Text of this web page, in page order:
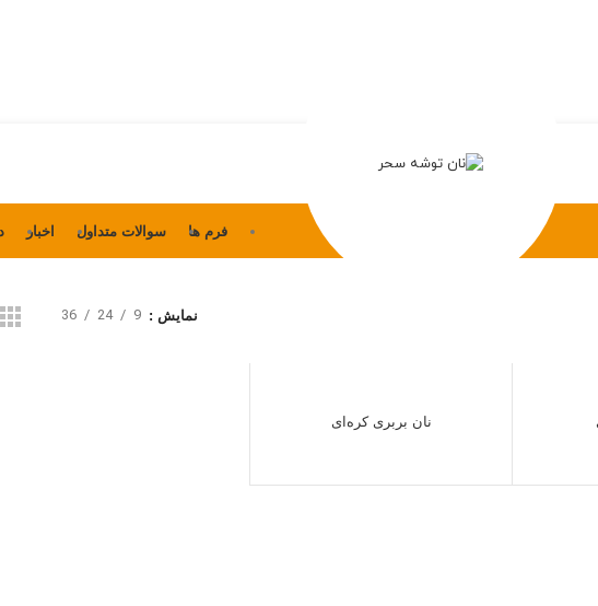
فرم ها سوالات متداول اخبار
نمایش 9
24
36
نان بربری کره‌ای